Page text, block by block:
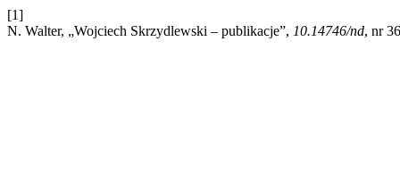
[1]
N. Walter, „Wojciech Skrzydlewski – publikacje”, 10.14746/nd, nr